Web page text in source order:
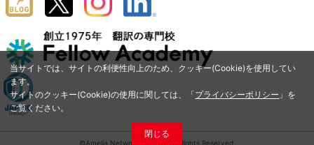
当サイトでは、サイトの利便性向上のため、クッキー(Cookie)を使用してい
ます。
サイトのクッキー(Cookie)の使用に関しては、「プライバシーポリシー 」を
ご覧ください。
閉じる
©Amelia Network Co.,Ltd. All Rights Reserved.